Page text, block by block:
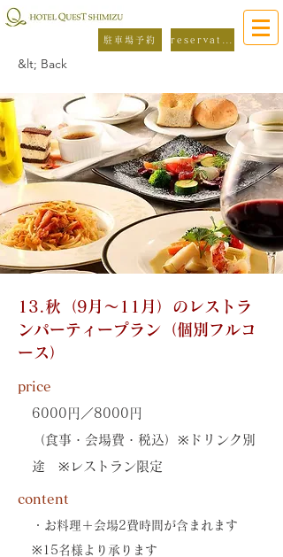
駐車場予約
&lt; Back
13.秋（9月～11月）のレストラ
ンパーティープラン（個別フルコ
ース）
price
6000円／8000円
（食事・会場費・税込）※ドリンク別
途 ※レストラン限定
content
・お料理＋会場2費時間が含まれます
※15名様より承ります